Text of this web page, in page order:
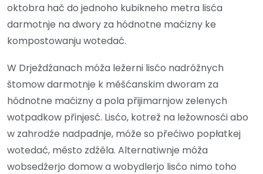
oktobra hač do jednoho kubikneho metra lisća
darmotnje na dwory za hódnotne maćizny ke
kompostowanju wotedać.
W Drježdźanach móža ležerni lisćo nadróžnych
štomow darmotnje k měšćanskim dworam za
hódnotne maćizny a pola přijimarnjow zelenych
wotpadkow přinjesć. Lisćo, kotrež na ležownosći abo
w zahrodźe nadpadnje, móže so přećiwo popłatkej
wotedać, město zdźěla. Alternatiwnje móža
wobsedźerjo domow a wobydlerjo lisćo nimo toho